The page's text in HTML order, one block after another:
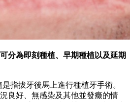
為即刻種植、早期種植以及延期
是指拔牙後馬上進行種植牙手術。
良好、無感染及其他並發癥的情